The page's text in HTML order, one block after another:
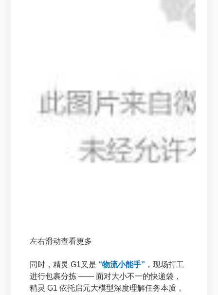
左右滑动查看更多
同时，精灵 G1又是 “物流小能手” ，现场打工
进行包裹分拣 —— 面对大小不一的快递袋，
精灵 G1 依托启元大模型深度理解任务本质，